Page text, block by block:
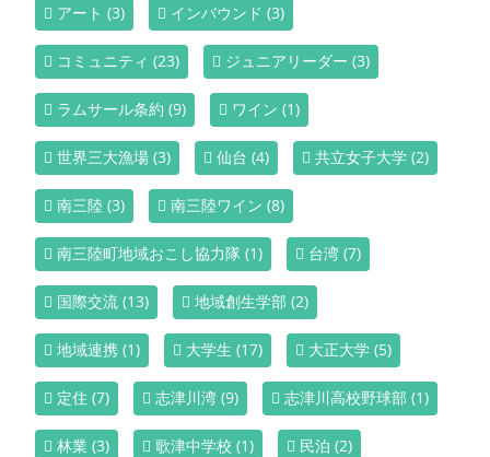
アート (3) インバウンド (3)
コミュニティ (23) ジュニアリーダー (3)
ラムサール条約 (9) ワイン (1)
世界三大漁場 (3) 仙台 (4) 共立女子大学 (2)
南三陸 (3) 南三陸ワイン (8)
南三陸町地域おこし協力隊 (1) 台湾 (7)
国際交流 (13) 地域創生学部 (2)
地域連携 (1) 大学生 (17) 大正大学 (5)
定住 (7) 志津川湾 (9) 志津川高校野球部 (1)
林業 (3) 歌津中学校 (1) 民泊 (2)